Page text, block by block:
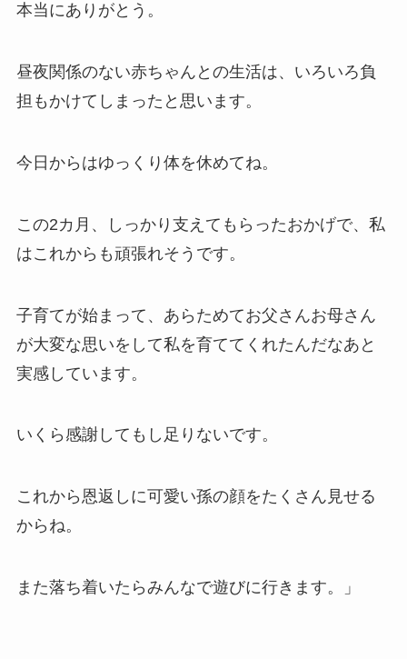
本当にありがとう。
昼夜関係のない赤ちゃんとの生活は、いろいろ負
担もかけてしまったと思います。
今日からはゆっくり体を休めてね。
この2カ月、しっかり支えてもらったおかげで、私
はこれからも頑張れそうです。
子育てが始まって、あらためてお父さんお母さん
が大変な思いをして私を育ててくれたんだなあと
実感しています。
いくら感謝してもし足りないです。
これから恩返しに可愛い孫の顔をたくさん見せる
からね。
また落ち着いたらみんなで遊びに行きます。」